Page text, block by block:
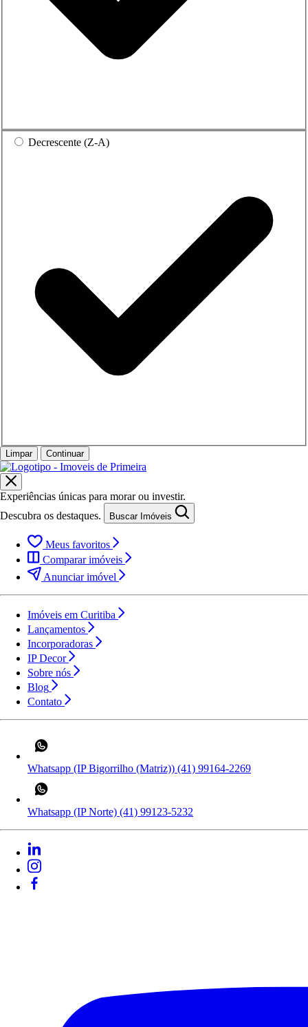
Decrescente (Z-A)
Limpar Continuar
Experiências únicas para morar ou investir.
Descubra os destaques.
Buscar Imóveis
Meus favoritos
Comparar imóveis
Anunciar imóvel
Imóveis em Curitiba
Lançamentos
Incorporadoras
IP Decor
Sobre nós
Blog
Contato
Whatsapp (IP Bigorrilho (Matriz)) (41) 99164-2269
Whatsapp (IP Norte) (41) 99123-5232